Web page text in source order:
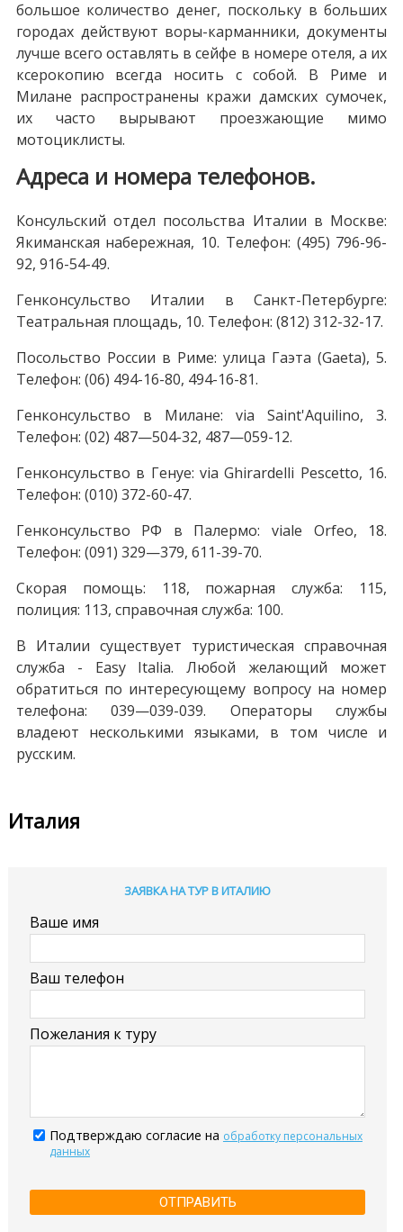
большое количество денег, поскольку в больших
городах действуют воры-карманники, документы
лучше всего оставлять в сейфе в номере отеля, а их
ксерокопию всегда носить с собой. В Риме и
Милане распространены кражи дамских сумочек,
их часто вырывают проезжающие мимо
мотоциклисты.
Адреса и номера телефонов.
Консульский отдел посольства Италии в Москве:
Якиманская набережная, 10. Телефон: (495) 796-96-
92, 916-54-49.
Генконсульство Италии в Санкт-Петербурге:
Театральная площадь, 10. Телефон: (812) 312-32-17.
Посольство России в Риме: улица Гаэта (Gaeta), 5.
Телефон: (06) 494-16-80, 494-16-81.
Генконсульство в Милане: via Saint'Aquilino, 3.
Телефон: (02) 487—504-32, 487—059-12.
Генконсульство в Генуе: via Ghirardelli Pescetto, 16.
Телефон: (010) 372-60-47.
Генконсульство РФ в Палермо: viale Orfeo, 18.
Телефон: (091) 329—379, 611-39-70.
Скорая помощь: 118, пожарная служба: 115,
полиция: 113, справочная служба: 100.
В Италии существует туристическая справочная
служба - Easy Italia. Любой желающий может
обратиться по интересующему вопросу на номер
телефона: 039—039-039. Операторы службы
владеют несколькими языками, в том числе и
русским.
Италия
ЗАЯВКА НА ТУР В ИТАЛИЮ
Ваше имя
Ваш телефон
Пожелания к туру
Подтверждаю согласие на обработку персональных
данных
ОТПРАВИТЬ